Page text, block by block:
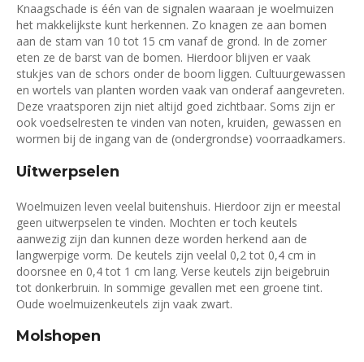
Knaagschade is één van de signalen waaraan je woelmuizen
het makkelijkste kunt herkennen. Zo knagen ze aan bomen
aan de stam van 10 tot 15 cm vanaf de grond. In de zomer
eten ze de barst van de bomen. Hierdoor blijven er vaak
stukjes van de schors onder de boom liggen. Cultuurgewassen
en wortels van planten worden vaak van onderaf aangevreten.
Deze vraatsporen zijn niet altijd goed zichtbaar. Soms zijn er
ook voedselresten te vinden van noten, kruiden, gewassen en
wormen bij de ingang van de (ondergrondse) voorraadkamers.
Uitwerpselen
Woelmuizen leven veelal buitenshuis. Hierdoor zijn er meestal
geen uitwerpselen te vinden. Mochten er toch keutels
aanwezig zijn dan kunnen deze worden herkend aan de
langwerpige vorm. De keutels zijn veelal 0,2 tot 0,4 cm in
doorsnee en 0,4 tot 1 cm lang. Verse keutels zijn beigebruin
tot donkerbruin. In sommige gevallen met een groene tint.
Oude woelmuizenkeutels zijn vaak zwart.
Molshopen